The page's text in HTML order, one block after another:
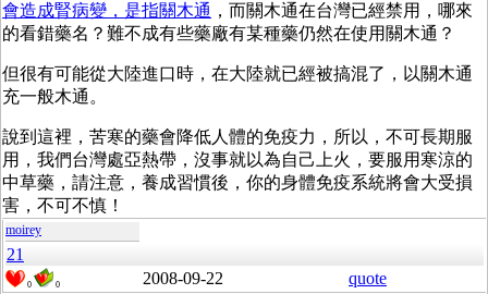
會造成腎病變，是指關木通 ，而關木通在台灣已經禁用，哪來
的看錯藥名？難不成有些藥廠有某種藥仍然在使用關木通？
但很有可能從大陸進口時，在大陸就已經被搞混了，以關木通
充一般木通。
說到這裡，苦寒的藥會降低人體的免疫力，所以，不可長期服
用，我們台灣處亞熱帶，沒事就以為自己上火，要服用寒涼的
中草藥，請注意，養成習慣後，你的身體免疫系統將會大受損
害，不可不慎！
moirey
21
0 0 2008-09-22 quote